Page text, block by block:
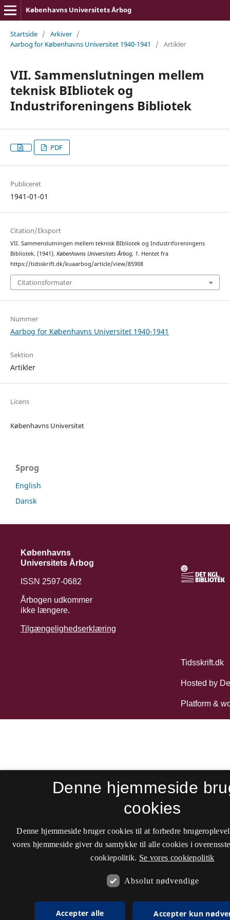
Københavns Universitets Årbog
Startside / Arkiver /
Aarbog for Københavns Universitet 1940-1941
/ Artikler
VII. Sammenslutningen mellem
teknisk BIbliotek og
Industriforeningens Bibliotek
PDF
Publiceret
1941-01-01
Citation/Eksport
VII. Sammenslutningen mellem teknisk BIbliotek og Industriforeningens
Bibliotek. (1941). Københavns Universitets Årbog, 1. Hentet fra
https://tidsskrift.dk/kuaarbog/article/view/85908
Citationsformater
Nummer
Aarbog for Københavns Universitet 1940-1941
Sektion
Artikler
Licens
Københavns Universitet
Sprog
English
Dansk
Københavns
Universitets Årbog
ISSN 2597-0682
Årbogen udkommer
ikke længere.
Tilgængelighedserklæring
Denne hjemmeside
cookies
Denne hjemmeside bruger cookies til at forbedre
vores hjemmeside giver du samtykke til alle cookies i
cookiepolitik. Se vores cookiepolitik
Absolut nødvendige
Accepter alle Accepter kun